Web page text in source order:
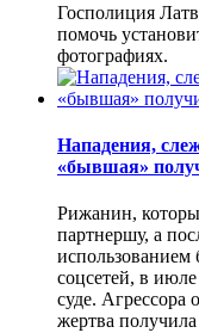
Госполиция
помочь
фотографиях.
Нападения,
«бывшая»
Рижанин,
партнершу, а
соцсетей, в
суде. Агрессора
жертва